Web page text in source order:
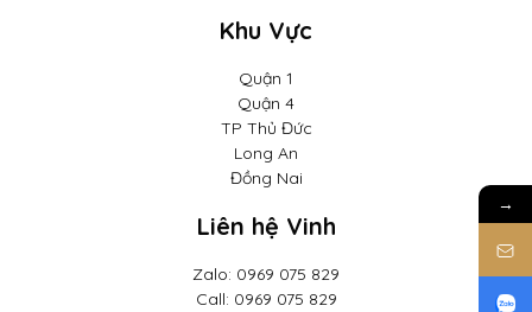
Khu Vực
Quận 1
Quận 4
TP Thủ Đức
Long An
Đồng Nai
Liên hệ Vinh
Zalo: 0969 075 829
Call: 0969 075 829
→